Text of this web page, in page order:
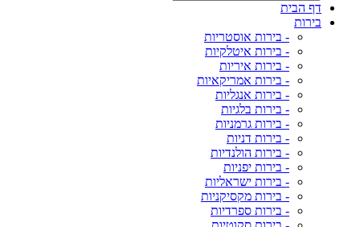
דף הבית
בירות
- בירות אוסטריות
- בירות איטלקיות
- בירות איריות
- בירות אמריקאיות
- בירות אנגליות
- בירות בלגיות
- בירות גרמניות
- בירות דניות
- בירות הולנדיות
- בירות יפניות
- בירות ישראליות
- בירות מקסיקניות
- בירות ספרדיות